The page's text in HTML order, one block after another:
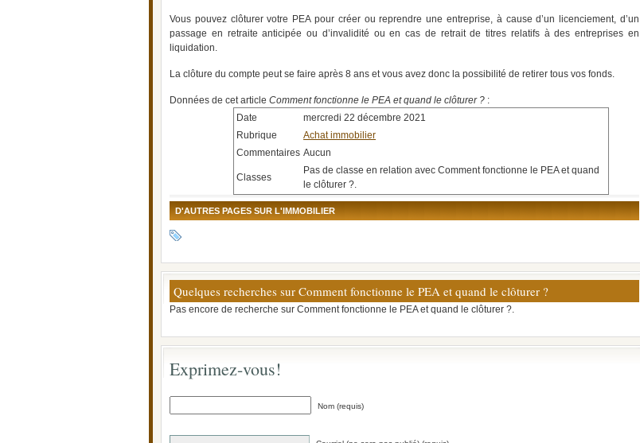
Vous pouvez clôturer votre PEA pour créer ou reprendre une entreprise, à cause d’un licenciement, d’un
passage en retraite anticipée ou d’invalidité ou en cas de retrait de titres relatifs à des entreprises en
liquidation.
La clôture du compte peut se faire après 8 ans et vous avez donc la possibilité de retirer tous vos fonds.
Données de cet article Comment fonctionne le PEA et quand le clôturer ? :
Date
mercredi 22 décembre 2021
Rubrique
Achat immobilier
Commentaires Aucun
Classes
Pas de classe en relation avec Comment fonctionne le PEA et quand
le clôturer ?.
D'AUTRES PAGES SUR L'IMMOBILIER
Quelques recherches sur Comment fonctionne le PEA et quand le clôturer ?
Pas encore de recherche sur Comment fonctionne le PEA et quand le clôturer ?.
Exprimez-vous!
Nom (requis)